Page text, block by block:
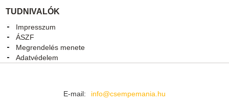
TUDNIVALÓK
Impresszum
ÁSZF
Megrendelés menete
Adatvédelem
E-mail: info@csempemania.hu